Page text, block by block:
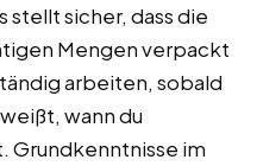
sicher, dass die
Mengen verpackt
arbeiten, sobald
wann du
Grundkenntnisse im